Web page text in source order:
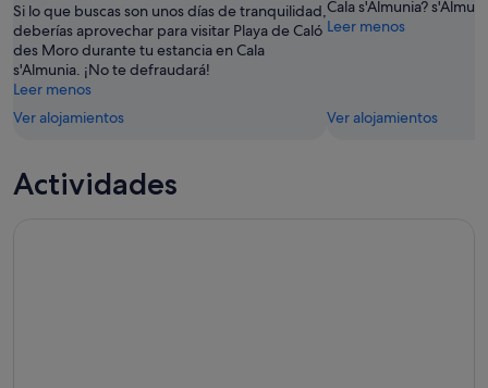
ago
9
ago
-
10
ago
fin
de
semana,
14
ago
-
ago
Si lo que buscas son unos días de tranquilidad,
deberías aprovechar para visitar Playa de Caló
des Moro durante tu estancia en Cala
s'Almunia. ¡No te defraudará!
Leer menos
Ver alojamientos
Cala s'Almunia?
Leer menos
Ver alojamientos
Actividades